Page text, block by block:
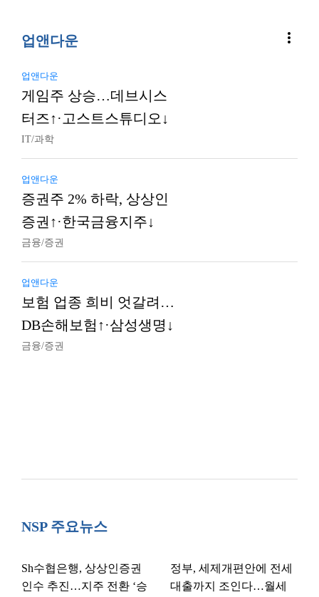
업앤다운 more_vert
업앤다운
게임주 상승…데브시스
터즈↑·고스트스튜디오↓
IT/과학
업앤다운
증권주 2% 하락, 상상인
증권↑·한국금융지주↓
금융/증권
업앤다운
보험 업종 희비 엇갈려…
DB손해보험↑·삼성생명↓
금융/증권
NSP 주요뉴스
Sh수협은행, 상상인증권
인수 추진…지주 전환 ‘승
정부, 세제개편안에 전세
대출까지 조인다…월세